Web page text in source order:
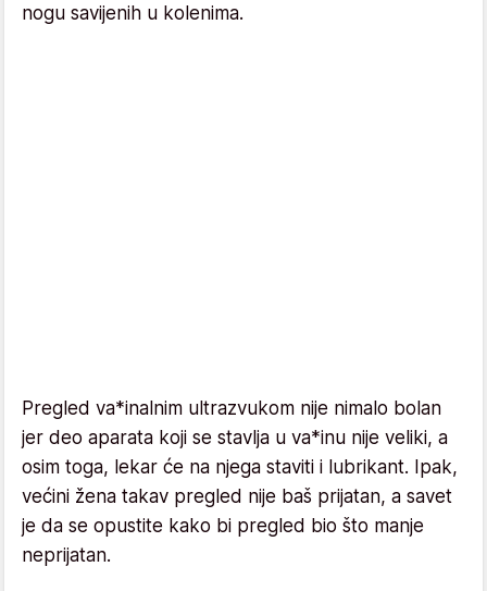
nogu savijenih u kolenima.
Pregled va*inalnim ultrazvukom nije nimalo bolan
jer deo aparata koji se stavlja u va*inu nije veliki, a
osim toga, lekar će na njega staviti i lubrikant. Ipak,
većini žena takav pregled nije baš prijatan, a savet
je da se opustite kako bi pregled bio što manje
neprijatan.